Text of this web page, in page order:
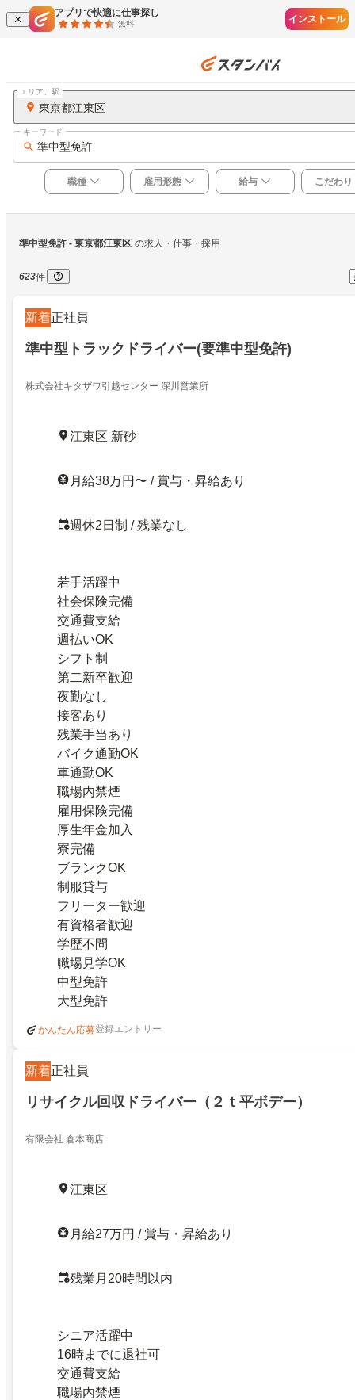
アプリで快適に仕事探し
無料 インストール
東京都江東区
エリア、駅
準中型免許
キーワード
職種 雇用形態 給与 こだわり
準中型免許 - 東京都江東区 の求人・仕事・採用
623件
新着正社員
準中型トラックドライバー(要準中型免許)
株式会社キタザワ引越センター 深川営業所
江東区 新砂
月給38万円〜 / 賞与・昇給あり
週休2日制 / 残業なし
若手活躍中
社会保険完備
交通費支給
週払いOK
シフト制
第二新卒歓迎
夜勤なし
接客あり
残業手当あり
バイク通勤OK
車通勤OK
職場内禁煙
雇用保険完備
厚生年金加入
寮完備
ブランクOK
制服貸与
フリーター歓迎
有資格者歓迎
学歴不問
職場見学OK
中型免許
大型免許
かんたん応募登録エントリー
新着正社員
リサイクル回収ドライバー（２ｔ平ボデー）
有限会社 倉本商店
江東区
月給27万円 / 賞与・昇給あり
残業月20時間以内
シニア活躍中
16時までに退社可
交通費支給
職場内禁煙